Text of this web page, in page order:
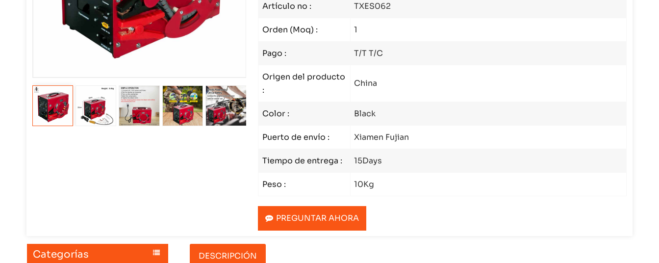
Artículo no : TXES062
Orden (Moq) : 1
Pago : T/T T/C
Origen del producto
:
China
Color : Black
Puerto de envío : Xiamen Fujian
Tiempo de entrega : 15Days
Peso : 10Kg
PREGUNTAR AHORA
Categorías DESCRIPCIÓN